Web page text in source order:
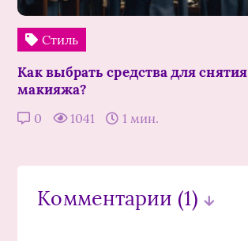
Стиль
Как выбрать средства для снятия
макияжа?
0 1041 1 мин.
Комментарии (1)